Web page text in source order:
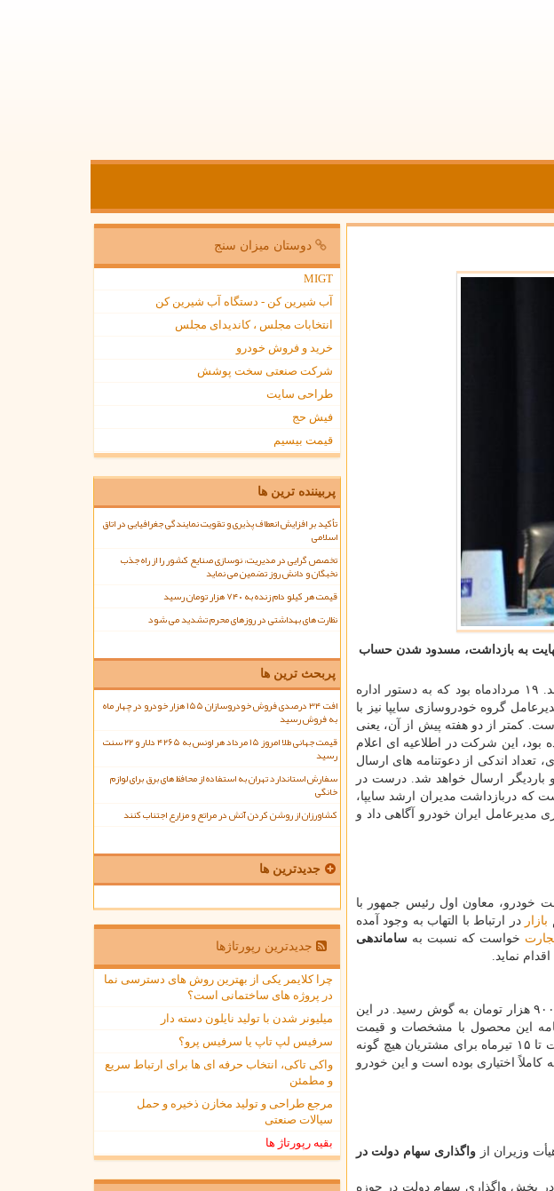
به بازداشت، مسدود شدن حساب
به گزارش میزان سنج به نقل از ایسنا، همه چیز از مسدود شدن حساب مدیرعامل ایران خودرو آغاز شد. ۱۹ مردادماه بود كه به دستور اداره
گروه خودروسازی سایپا نیز با
كمتر از دو هفته پیش از آن، یعنی
بود، این شركت در اطلاعیه ای اعلام
تعداد اندكی از دعوتنامه های ارسال
باردیگر ارسال خواهد شد. درست در
كه دربازداشت مدیران ارشد سایپا،
۲۸ مرداد سخنگوی دولت از بركناری مدیرعامل ایران خودرو آگاهی داد و
خودرو، معاون اول رئیس جمهور با
بازار در ارتباط با التهاب به وجود آمده
خواست كه نسبت به ساماندهی
اقدام نماید.
از ۵۵ میلیون و ۹۰۰ هزار تومان به ۶۰ میلیون و ۹۰۰ هزار تومان به گوش رسید. در این
این محصول با مشخصات و قیمت
مصوب قبلی صادر شده و مابه التفاوت مشخص شده به سبب آپشن آن بوده و اختیاری است و این شركت تا ۱۵ تیرماه برای مشتریان هیچ گونه
كاملاً اختیاری بوده است و این خودرو
وزیران از واگذاری سهام دولت در
در بخش واگذاری سهام دولت در حوزه
دوستان میزان سنج
MIGT
آب شیرین کن - دستگاه آب شیرین کن
انتخابات مجلس ، کاندیدای مجلس
خرید و فروش خودرو
شرکت صنعتی سخت پوشش
طراحی سایت
فیش حج
قیمت بیسیم
پربیننده ترین ها
تأکید بر افزایش انعطاف پذیری و تقویت نمایندگی جغرافیایی در اتاق
اسلامی
تخصص گرایی در مدیریت، نوسازی صنایع کشور را از راه جذب
نخبگان و دانش روز تضمین می نماید
قیمت هر کیلو دام زنده به ۷۴۰ هزار تومان رسید
نظارت های بهداشتی در روزهای محرم تشدید می شود
پربحث ترین ها
افت ۳۴ درصدی فروش خودروسازان ۱۵۵ هزار خودرو در چهار ماه
به فروش رسید
قیمت جهانی طلا امروز ۱۵ مرداد هر اونس به ۴۲۶۵ دلار و ۲۲ سنت
رسید
سفارش استاندارد تهران به استفاده از محافظ های برق برای لوازم
خانگی
کشاورزان از روشن کردن آتش در مراتع و مزارع اجتناب کنند
جدیدترین ها
جدیدترین رپورتاژها
چرا کلایمر یکی از بهترین روش های دسترسی نما
در پروژه های ساختمانی است؟
میلیونر شدن با تولید نایلون دسته دار
سرفیس لپ تاپ یا سرفیس پرو؟
واکی تاکی، انتخاب حرفه ای ها برای ارتباط سریع
و مطمئن
مرجع طراحی و تولید مخازن ذخیره و حمل
سیالات صنعتی
بقیه رپورتاژ ها